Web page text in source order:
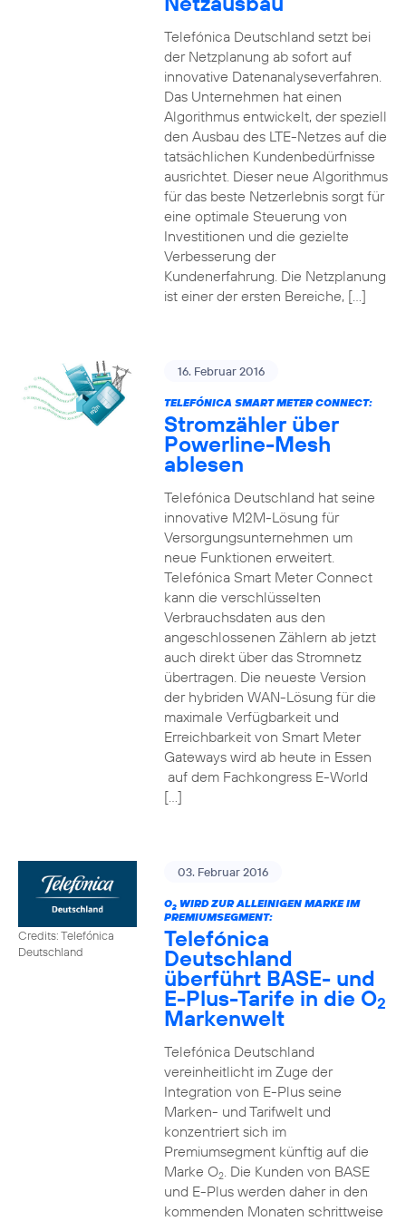
Telefónica Deutschland setzt bei
der Netzplanung ab sofort auf
innovative Datenanalyseverfahren.
Das Unternehmen hat einen
Algorithmus entwickelt, der speziell
den Ausbau des LTE-Netzes auf die
tatsächlichen Kundenbedürfnisse
ausrichtet. Dieser neue Algorithmus
für das beste Netzerlebnis sorgt für
eine optimale Steuerung von
Investitionen und die gezielte
Verbesserung der
Kundenerfahrung. Die Netzplanung
ist einer der ersten Bereiche, […]
16. Februar 2016
TELEFÓNICA SMART METER CONNECT:
Stromzähler über
Powerline-Mesh
ablesen
Telefónica Deutschland hat seine
innovative M2M-Lösung für
Versorgungsunternehmen um
neue Funktionen erweitert.
Telefónica Smart Meter Connect
kann die verschlüsselten
Verbrauchsdaten aus den
angeschlossenen Zählern ab jetzt
auch direkt über das Stromnetz
übertragen. Die neueste Version
der hybriden WAN-Lösung für die
maximale Verfügbarkeit und
Erreichbarkeit von Smart Meter
Gateways wird ab heute in Essen
auf dem Fachkongress E-World
[…]
Credits: Telefónica
Deutschland
03. Februar 2016
O2WIRD ZUR ALLEINIGEN MARKE IM
PREMIUMSEGMENT:
Telefónica
Deutschland
überführt BASE- und
E-Plus-Tarife in die O2
Markenwelt
Telefónica Deutschland
vereinheitlicht im Zuge der
Integration von E-Plus seine
Marken- und Tarifwelt und
konzentriert sich im
Premiumsegment künftig auf die
Marke O2. Die Kunden von BASE
und E-Plus werden daher in den
kommenden Monaten schrittweise